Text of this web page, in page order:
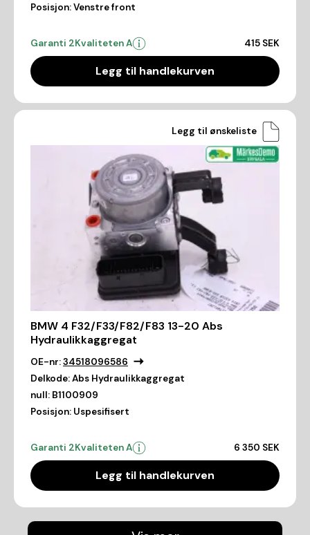
Posisjon:Venstre front
Garanti 2Kvaliteten A 415 SEK
Legg til handlekurven
Legg til ønskeliste
BMW 4 F32/F33/F82/F83 13-20 Abs
Hydraulikkaggregat
OE-nr:34518096586
Delkode:Abs Hydraulikkaggregat
null: B1100909
Posisjon: Uspesifisert
Garanti 2Kvaliteten A 6 350 SEK
Legg til handlekurven